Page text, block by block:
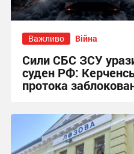
Важливо Війна
Сили СБС ЗСУ
суден РФ:
протока
15:07 сьогодні